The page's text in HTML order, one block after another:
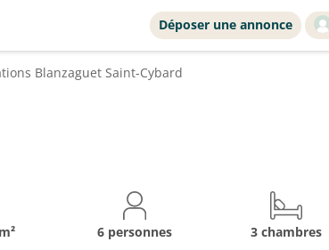
Déposer une annonce
Blanzaguet Saint-Cybard
6 personnes 3 chambres